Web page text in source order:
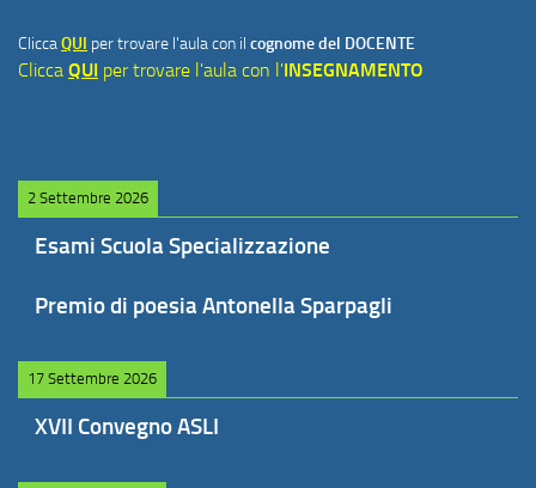
CliccaQUI per trovare l'aula con il cognome del DOCENTE
Clicca QUI per trovare l'aula con l'INSEGNAMENTO
2 Settembre 2026
Esami Scuola Specializzazione
Premio di poesia Antonella Sparpagli
17 Settembre 2026
XVII Convegno ASLI